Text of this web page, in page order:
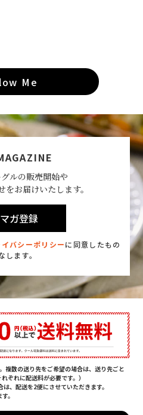
Me
ルの販売開始や
お届けいたします。
ガ登録
バシーポリシーに同意したもの
します。
複数の送り先をご希望の場合は、送り先ごと
ぞれに配送料が必要です。）
、配送を2便にさせていただきます。
。